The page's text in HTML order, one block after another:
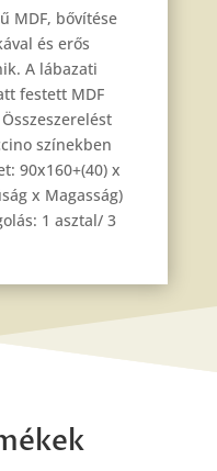
MDF, bővítése
és erős
A lábazati
festett MDF
színekben
90x160+(40) x
x Magasság)
1 asztal/ 3